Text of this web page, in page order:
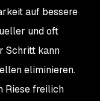
auf bessere
und oft
Schritt kann
eliminieren.
Riese freilich